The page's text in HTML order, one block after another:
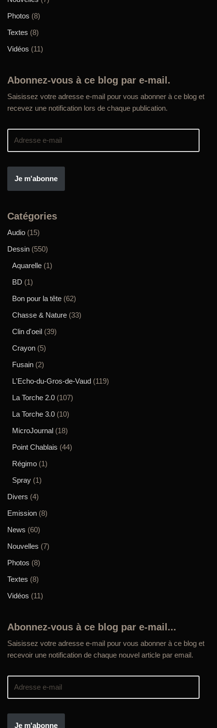
Photos (8)
Textes (8)
Vidéos (11)
Abonnez-vous à ce blog par e-mail.
Saisissez votre adresse e-mail pour vous abonner à ce blog et
recevez une notification lors de chaque publication.
Je m'abonne
Catégories
Audio (15)
Dessin (550)
Aquarelle (1)
BD (1)
Bon pour la tête (62)
Chasse & Nature (33)
Clin d'oeil (39)
Crayon (5)
Fusain (2)
L'Echo-du-Gros-de-Vaud (119)
La Torche 2.0 (107)
La Torche 3.0 (10)
MicroJournal (18)
Point Chablais (44)
Régimo (1)
Spray (1)
Divers (4)
Emission (8)
News (60)
Nouvelles (7)
Photos (8)
Textes (8)
Vidéos (11)
Abonnez-vous à ce blog par e-mail...
Saisissez votre adresse e-mail pour vous abonner à ce blog et
recevoir une notification de chaque nouvel article par email.
Je m'abonne